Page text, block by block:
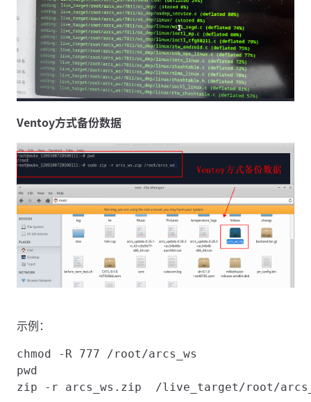
Ventoy方式备份数据
示例：
chmod -R 777 /root/arcs_ws  				  	      #赋值权限
pwd 									              #显示当前路径